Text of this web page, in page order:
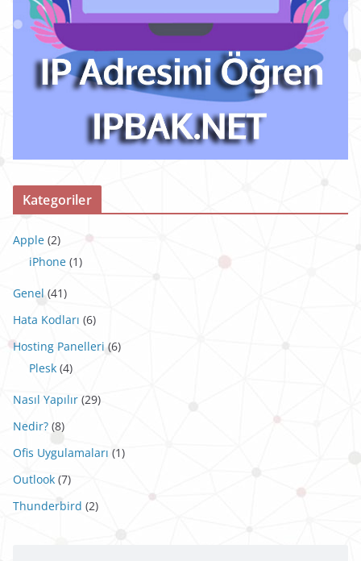
Kategoriler
Apple (2)
iPhone (1)
Genel (41)
Hata Kodları (6)
Hosting Panelleri (6)
Plesk (4)
Nasıl Yapılır (29)
Nedir? (8)
Ofis Uygulamaları (1)
Outlook (7)
Thunderbird (2)